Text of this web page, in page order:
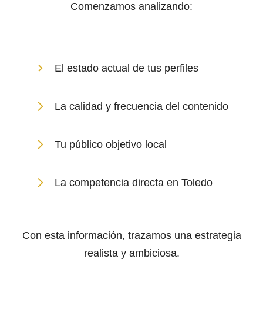
Comenzamos analizando:
El estado actual de tus perfiles
La calidad y frecuencia del contenido
Tu público objetivo local
La competencia directa en Toledo
Con esta información, trazamos una estrategia
realista y ambiciosa.